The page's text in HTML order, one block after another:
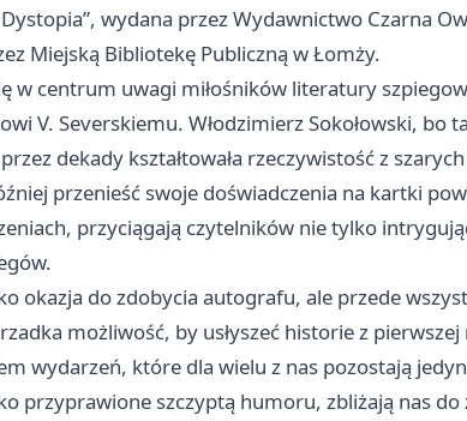
wydana przez Wydawnictwo Czarna
Miejską Bibliotekę Publiczną w Łomży.
w centrum uwagi miłośników literatury
V. Severskiemu. Włodzimierz Sokołowski, bo
dekady kształtowała rzeczywistość z
przenieść swoje doświadczenia na kartki
przyciągają czytelników nie tylko
okazja do zdobycia autografu, ale przede
możliwość, by usłyszeć historie z pierwszej
wydarzeń, które dla wielu z nas pozostają
przyprawione szczyptą humoru, zbliżają nas